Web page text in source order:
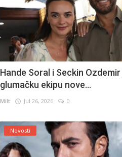
Hande Soral i Seckin
glumačku ekipu nove...
Milt Jul 26, 2026 0
Novosti